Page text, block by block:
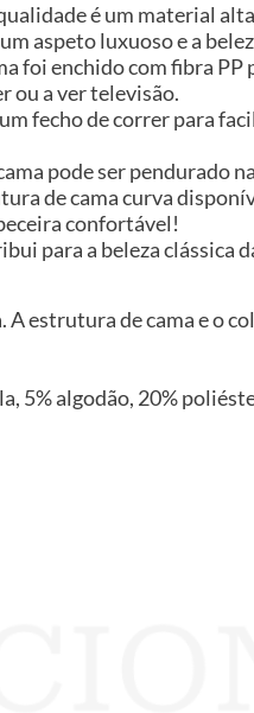
é um material
aspeto luxuoso e a
foi enchido com fibra
ou a ver televisão.
fecho de correr para
pode ser pendurado
de cama curva
confortável!
para a beleza clássica
estrutura de cama e o
5% algodão, 20%